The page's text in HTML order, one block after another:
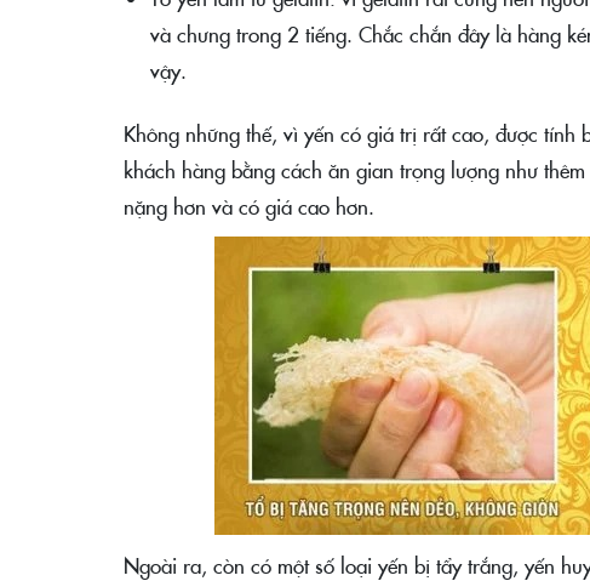
và chưng trong 2 tiếng. Chắc chắn đây là hàng
vậy.
Không những thế, vì yến có giá trị rất cao, được
khách hàng bằng cách ăn gian trọng lượng như
nặng hơn và có giá cao hơn.
Ngoài ra, còn có một số loại yến bị tẩy trắng, yến